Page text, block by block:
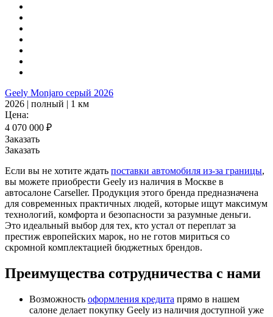
Geely Monjaro серый 2026
2026 | полный | 1 км
Цена:
4 070 000 ₽
Заказать
Заказать
Если вы не хотите ждать поставки автомобиля из-за границы,
вы можете приобрести Geely из наличия в Москве в
автосалоне Carseller. Продукция этого бренда предназначена
для современных практичных людей, которые ищут максимум
технологий, комфорта и безопасности за разумные деньги.
Это идеальный выбор для тех, кто устал от переплат за
престиж европейских марок, но не готов мириться со
скромной комплектацией бюджетных брендов.
Преимущества сотрудничества с нами
Возможность оформления кредита прямо в нашем
салоне делает покупку Geely из наличия доступной уже